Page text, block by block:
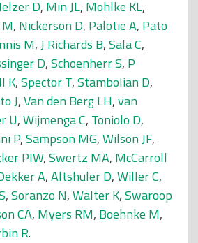
D, Min JL, Mohlke KL,
, Nickerson D, Palotie A, Pato
M,J Richards B,Sala C,
D,Schoenherr S, P
K,Spector T,Stambolian D,
J,Van den Berg LH,van
U,Wijmenga C, Toniolo D,
P,Sampson MG,Wilson JF,
PIW,Swertz MA, McCarroll
A,Altshuler D,Willer C,
,Soranzo N,Walter K,Swaroop
CA, Myers RM, Boehnke M,
R.